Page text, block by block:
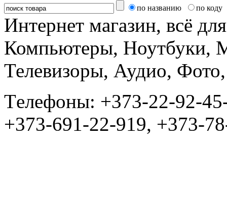
по названию по коду
Интернет магазин, всё
Компьютеры, Ноутбуки,
Телевизоры, Аудио,
Tелефоны: +373-22-92-
+373-691-22-919, +373-